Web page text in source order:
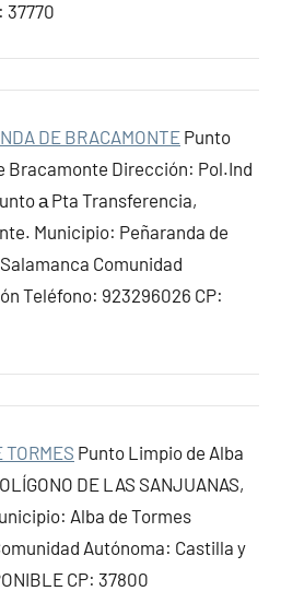
37770
DE BRACAMONTE Punto
Bracamonte Dirección: Pol.Ind
а Pta Transferencia,
Municipio: Peñaranda de
Comunidad
Teléfono: 923296026 CP:
Punto Limpio de Alba
DE LAS SANJUANAS,
Alba de Tormes
Autónoma: Castilla y
CP: 37800